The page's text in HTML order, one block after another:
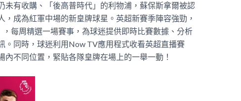
未有收購、「後高普時代」的利物浦，蘇保斯拿爾被認
，成為紅軍中場的新皇牌球星。 英超新賽季陣容強勁，
每周精選一場賽事，為球迷提供即時比賽數據、分析
。同時，球迷利用Now TV應用程式收看英超直播賽
不同位置，緊貼各隊皇牌在場上的一舉一動！